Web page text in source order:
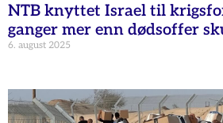
NTB knyttet Israel til
ganger mer enn dødsoffer
6. august 2025